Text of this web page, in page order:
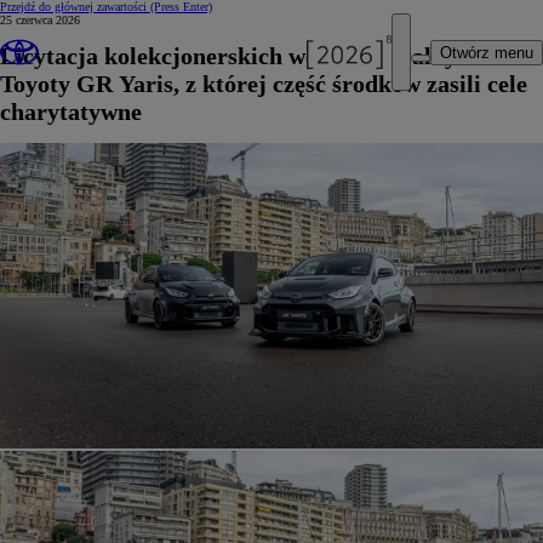
Przejdź do głównej zawartości (Press Enter)
Otwórz menu
25 czerwca 2026
Licytacja kolekcjonerskich wersji specjalnych
Toyoty GR Yaris, z której część środków zasili cele
charytatywne